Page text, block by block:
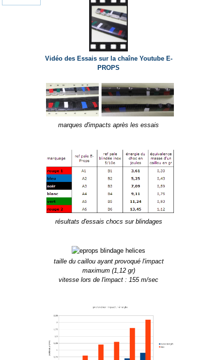
Vidéo des Essais sur la chaîne Youtube E-
PROPS
marques d'impacts après les essais
résultats d'essais chocs sur blindages
taille du caillou ayant provoqué l'impact
maximum (1,12 gr)
vitesse lors de l'impact : 155 m/sec